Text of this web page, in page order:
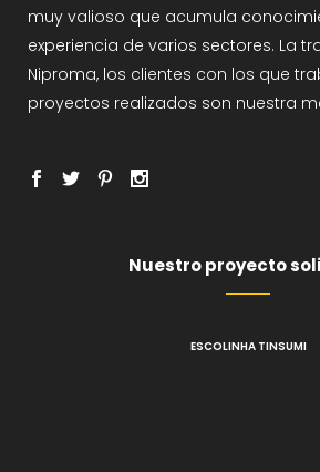
muy valioso que acumula
experiencia de varios sectores. La
Niproma, los clientes con los que
proyectos realizados son nuestra
Nuestro proyecto
ESCOLINHA TINSUMI